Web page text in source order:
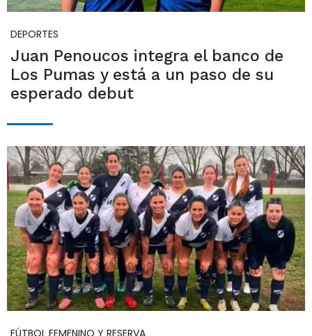
DEPORTES
Juan Penoucos integra el banco de
Los Pumas y está a un paso de su
esperado debut
FÚTBOL FEMENINO Y RESERVA